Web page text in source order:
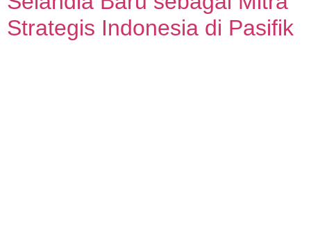
Strategis Indonesia di Pasifik